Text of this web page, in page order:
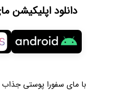
دانلود اپلیکیشن
با مای سفورا پوستی جذاب